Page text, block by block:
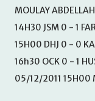
MOULAY
14H30 JSM 0 - 1
15H00 DHJ 0 - 0
16h30 OCK 0 - 1
05/12/2011 15H00